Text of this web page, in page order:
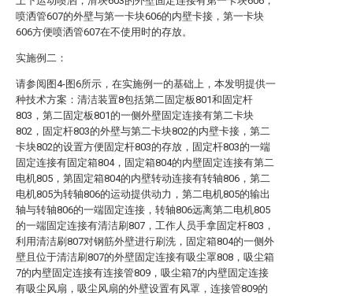
喷洒管607的外壁与第一卡块606的内壁卡接，第一卡块
606方便喷洒管607在不使用时的存放。
实施例二：
请参阅图4-图6所示，在实施例一的基础上，本发明提供一
种技术方案：清洁装置8包括第二固定板801和固定杆
803，第二固定板801的一侧外壁固定连接有第二卡块
802，固定杆803的外壁与第二卡块802的内壁卡接，第二
卡块802的设置方便固定杆803的存放，固定杆803的一端
固定连接有固定箱804，固定箱804的内壁固定连接有第二
电机805，第固定箱804的内壁转动连接有转轴806，第二
电机805为转轴806的运动提供动力，第二电机805的输出
轴与转轴806的一端固定连接，转轴806远离第二电机805
的一端固定连接有清洁刷807，工作人员手拿固定杆803，
利用清洁刷807对钢筋外壁进行刷洗，固定箱804的一侧外
壁且位于清洁刷807的外壁固定连接有吸尘罩808，吸尘箱
7的内壁固定连接有连接管809，吸尘箱7的内壁固定连接
有吸尘风扇，吸尘风扇的外壁设置有风罩，连接管809的